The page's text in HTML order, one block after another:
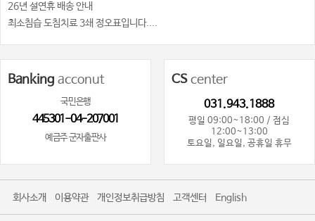
26년 설연휴 배송 안내
최소침습 도침치료 3쇄 정오표입니다....
Banking acconut
국민은행
445301-04-207001
예금주 군자출판사
CScenter
031.943.1888
평일 09:00~18:00 / 점심
12:00~13:00
토요일, 일요일, 공휴일 휴무
회사소개 이용약관 개인정보취급방침 고객센터 English